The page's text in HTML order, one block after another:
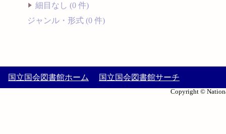
細目なし (0 件)
ジャンル・形式 (0 件)
国立国会図書館ホーム 国立国会図書館サーチ
Copyright ©